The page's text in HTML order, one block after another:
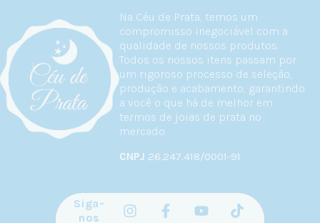
Na Céu de Prata, temos um
compromisso inegociável com a
qualidade de nossos produtos.
Todos os nossos itens passam por
um rigoroso processo de seleção,
produção e acabamento, garantindo
a você o que há de melhor em
termos de joias de prata no
mercado.
CNPJ 26.247.418/0001-91
Siga-
nos